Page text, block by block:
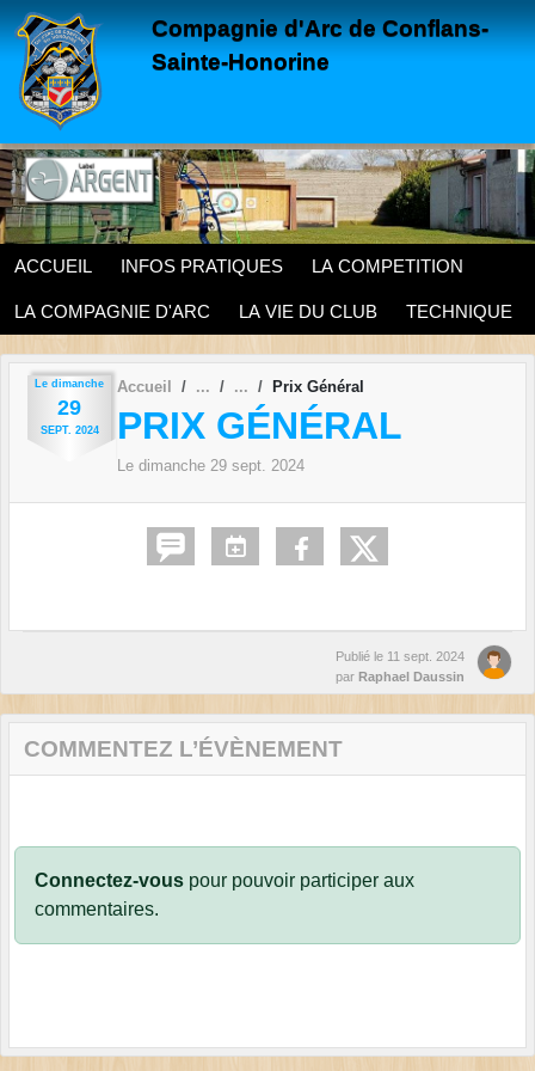
Compagnie d'Arc de Conflans-
Sainte-Honorine
ACCUEIL INFOS PRATIQUES LA COMPETITION
LA COMPAGNIE D'ARC LA VIE DU CLUB TECHNIQUE
Le dimanche
29
SEPT. 2024
Accueil Prix Général
PRIX GÉNÉRAL
Le dimanche 29 sept. 2024
Publié le 11 sept. 2024
par Raphael Daussin
COMMENTEZ L’ÉVÈNEMENT
Connectez-vous pour pouvoir participer aux
commentaires.
Panneau de gestion des cookies